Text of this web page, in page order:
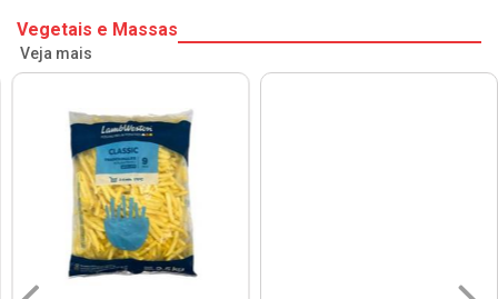
Vegetais e Massas
Veja mais